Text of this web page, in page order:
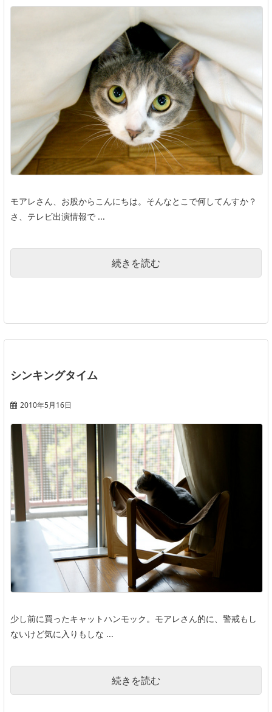
モアレさん、お股からこんにちは。そんなとこで何してんすか？
さ、テレビ出演情報で ...
続きを読む
シンキングタイム
2010年5月16日
少し前に買ったキャットハンモック。モアレさん的に、警戒もし
ないけど気に入りもしな ...
続きを読む